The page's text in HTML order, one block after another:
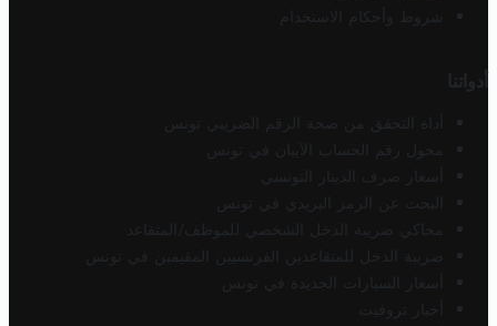
شروط وأحكام الاستخدام
أدواتنا
أداة التحقق من صحة الرقم الضريبي تونس
محول رقم الحساب الآيبان في تونس
أسعار صرف الدينار التونسي
البحث عن الرمز البريدي في تونس
محاكي ضريبة الدخل الشخصي للموظف/المتقاعد
ضريبة الدخل للمتقاعدين الفرنسيين المقيمين في تونس
أسعار السيارات الجديدة في تونس
أخبار تروفيت